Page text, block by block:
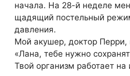
начала. На 28-й неделе
щадящий постельный
давления.
Мой акушер, доктор Перри,
«Лана, тебе нужно
Твой организм работает на